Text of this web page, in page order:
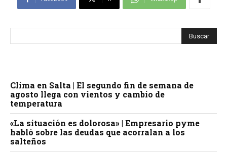
Clima en Salta | El segundo fin de semana de
agosto llega con vientos y cambio de
temperatura
«La situación es dolorosa» | Empresario pyme
habló sobre las deudas que acorralan a los
salteños